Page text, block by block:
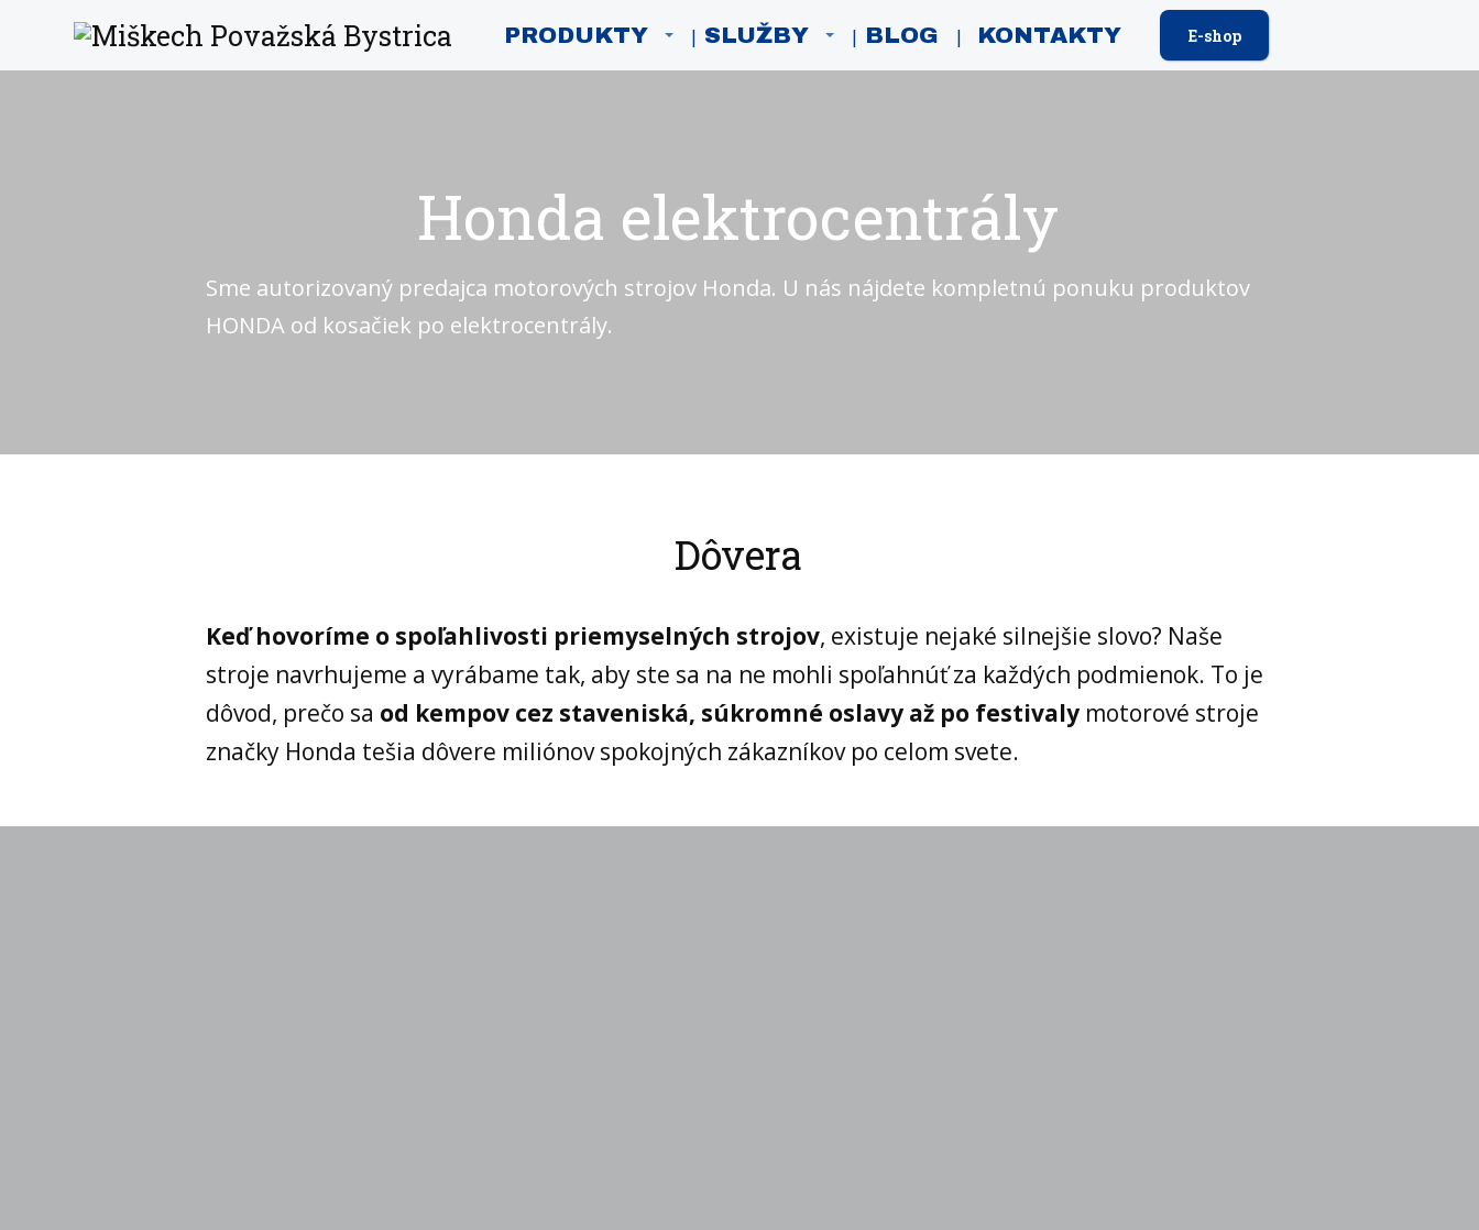
PRODUKTY SLUŽBY BLOG KONTAKTY E-shop
Honda elektrocentrály
Sme autorizovaný predajca motorových strojov Honda. U nás nájdete kompletnú ponuku produktov
HONDA od kosačiek po elektrocentrály.
Dôvera
Keď hovoríme o spoľahlivosti priemyselných strojov, existuje nejaké silnejšie slovo? Naše
stroje navrhujeme a vyrábame tak, aby ste sa na ne mohli spoľahnúť za každých podmienok. To je
dôvod, prečo sa od kempov cez staveniská, súkromné oslavy až po festivaly motorové stroje
značky Honda tešia dôvere miliónov spokojných zákazníkov po celom svete.